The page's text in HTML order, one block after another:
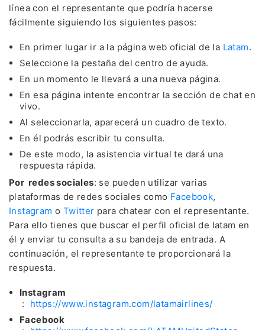
línea con el representante que podría hacerse
fácilmente siguiendo los siguientes pasos:
En primer lugar ir a la página web oficial de la Latam.
Seleccione la pestaña del centro de ayuda.
En un momento le llevará a una nueva página.
En esa página intente encontrar la sección de chat en
vivo.
Al seleccionarla, aparecerá un cuadro de texto.
En él podrás escribir tu consulta.
De este modo, la asistencia virtual te dará una
respuesta rápida.
Por redes sociales: se pueden utilizar varias
plataformas de redes sociales como Facebook,
Instagramo Twitter para chatear con el representante.
Para ello tienes que buscar el perfil oficial de latam en
él y enviar tu consulta a su bandeja de entrada. A
continuación, el representante te proporcionará la
respuesta.
Instagram
: https://www.instagram.com/latamairlines/
Facebook